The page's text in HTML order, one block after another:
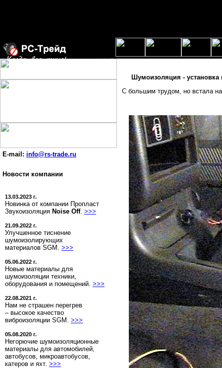
E-mail: info@rs-trade.ru
Новости компании
13.03.2023 г.
Новинка от компании Пропласт
Звукоизоляция Noise Off. >>>
21.09.2022 г.
Улучшенное тиснение
шумоизолирующих
материалов SGM. >>>
05.06.2022 г.
Новые материалы для
шумоизоляции техники,
оборудования и помещений. >>>
22.08.2021 г.
Нам не страшен перегрев
– высокое качество
виброизоляции SGM. >>>
05.08.2020 г.
Негорючие шумоизоляционные
материалы для автомобилей,
автобусов, микроавтобусов,
катеров и яхт. >>>
Шумоизоляция - установка
С большим трудом, но встала